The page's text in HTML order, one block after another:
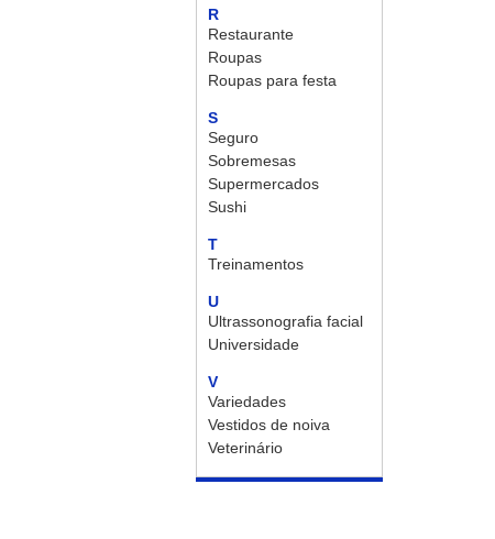
R
Restaurante
Roupas
Roupas para festa
S
Seguro
Sobremesas
Supermercados
Sushi
T
Treinamentos
U
Ultrassonografia facial
Universidade
V
Variedades
Vestidos de noiva
Veterinário